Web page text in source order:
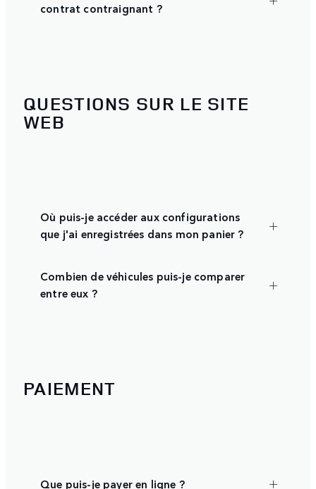
contrat contraignant ?
QUESTIONS SUR LE SITE
WEB
Où puis-je accéder aux configurations
que j'ai enregistrées dans mon panier ?
Combien de véhicules puis-je comparer
entre eux ?
PAIEMENT
Que puis-je payer en ligne ?